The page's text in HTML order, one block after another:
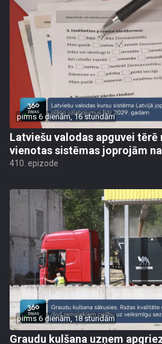
pirms 6 dienām, 16 stundām
Latviešu valodas apguvei tērē
vienotas sistēmas joprojām
410. epizode
pirms 6 dienām, 18 stundām
Graudu kulšana uzņem